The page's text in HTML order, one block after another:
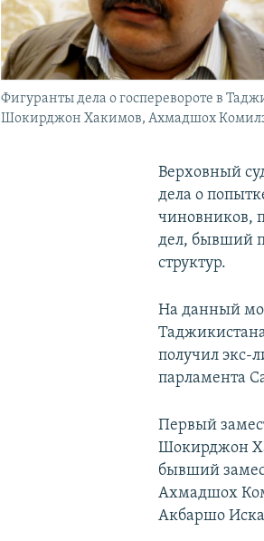
Фигуранты дела о госперевороте в
Шокирджон Хакимов, Ахмадшох
Верховный
дела о
чиновников,
дел, бывший
структур.
На данный
получил экс-
парламента
Первый
Шокирджон
бывший
Ахмадшох
Акбаршо